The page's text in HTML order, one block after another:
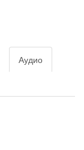
Аудио
вкладка)